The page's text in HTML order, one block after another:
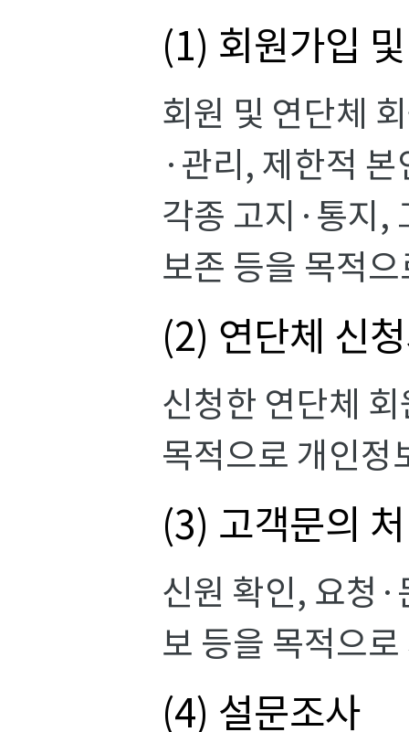
(1) 회원가입
회원 및 연단체
·관리, 제한적
각종 고지·통지,
보존 등을 목적
(2) 연단체 신
신청한 연단체
목적으로 개인정
(3) 고객문의
신원 확인, 요청
보 등을 목적으
(4) 설문조사